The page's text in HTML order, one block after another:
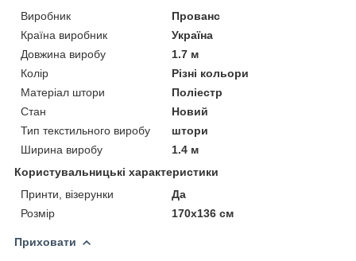
Виробник
Прованс
Країна виробник
Україна
Довжина виробу
1.7 м
Колір
Різні кольори
Матеріал штори
Поліестр
Стан
Новий
Тип текстильного виробу
штори
Ширина виробу
1.4 м
Користувальницькі характеристики
Принти, візерунки
Да
Розмір
170х136 см
Приховати